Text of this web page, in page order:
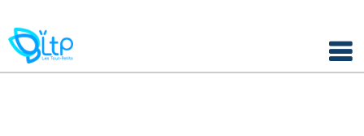
Skip
to